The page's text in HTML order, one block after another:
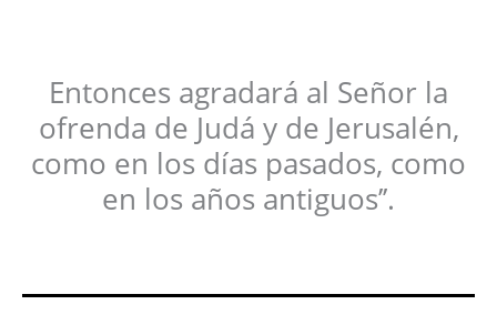
Entonces agradará al Señor la
ofrenda de Judá y de Jerusalén,
como en los días pasados, como
en los años antiguos’’.